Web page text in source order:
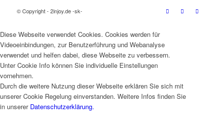
© Copyright - 2injoy.de -sk-
Diese Webseite verwendet Cookies. Cookies werden für
Videoeinbindungen, zur Benutzerführung und Webanalyse
verwendet und helfen dabei, diese Webseite zu verbessern.
Unter Cookie Info können Sie individuelle Einstellungen
vornehmen.
Durch die weitere Nutzung dieser Webseite erklären Sie sich mit
unserer Cookie Regelung einverstanden. Weitere Infos finden Sie
in unserer Datenschutzerklärung.